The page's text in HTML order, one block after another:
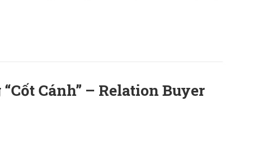
Cánh” – Relation Buyer